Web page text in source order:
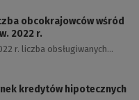
obcokrajowców wśród
2022 r.
r. liczba obsługiwanych…
kredytów hipotecznych